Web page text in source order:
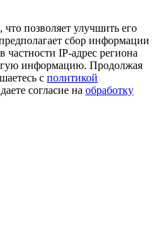
позволяет улучшить его
сбор информации
частности IP-адрес региона
информацию. Продолжая
с политикой
согласие на обработку